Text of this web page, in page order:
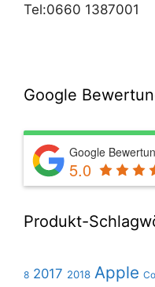
Tel:0660 1387001
Google
Google
5.0
Produkt-
8 2017 2018 Apple